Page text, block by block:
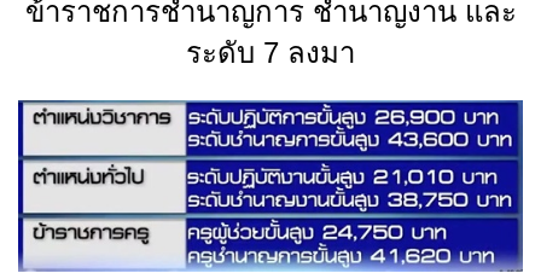
ข้าราชการชำนาญการ ชำนาญงาน และ
ระดับ 7 ลงมา